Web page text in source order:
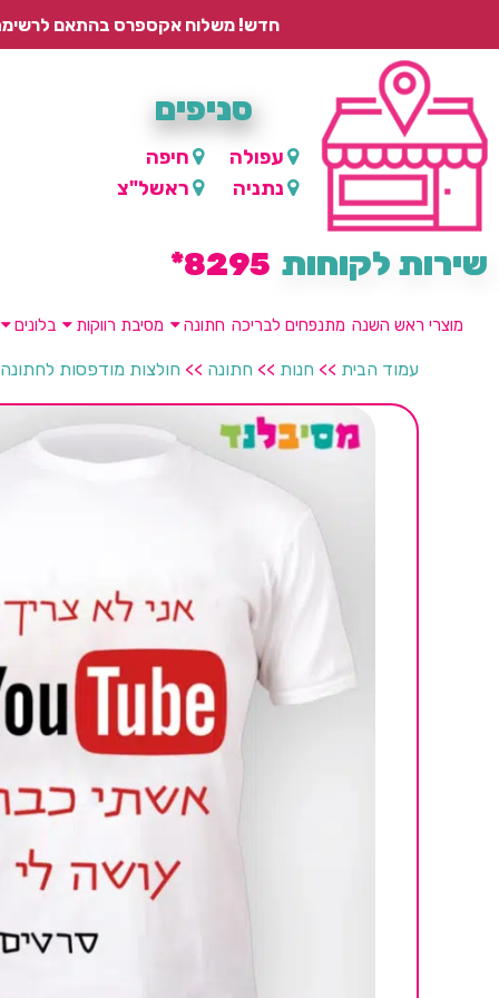
חדש! משלוח אקספרס בהתאם לרשימת היישובים – עד 2 ימי עסקים, ועד 4 ימי עסקים למוצרים
סניפים
עפולה
חיפה
נתניה
ראשל"צ
שירות לקוחות 8295*
מוצרי ראש השנה מתנפחים לבריכה חתונה מסיבת רווקות בלונים
עמוד הבית >> חנות >> חתונה >> חולצות מודפסות לחתונה